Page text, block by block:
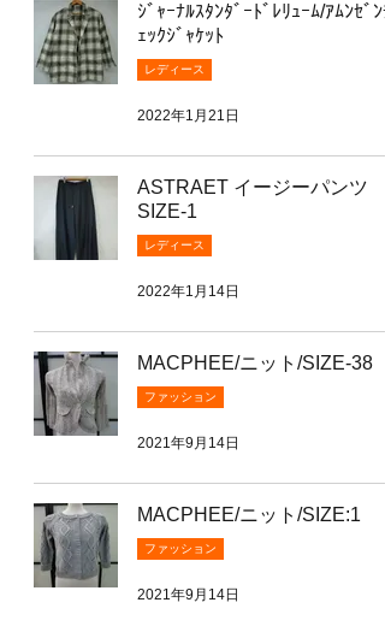
ｼﾞｬｰﾅﾙｽﾀﾝﾀﾞｰﾄﾞﾚﾘｭｰﾑ/ｱﾑﾝｾﾞﾝﾁ
ｪｯｸｼﾞｬｹｯﾄ
レディース
2022年1月21日
ASTRAET イージーパンツ
SIZE-1
レディース
2022年1月14日
MACPHEE/ニット/SIZE-38
ファッション
2021年9月14日
MACPHEE/ニット/SIZE:1
ファッション
2021年9月14日